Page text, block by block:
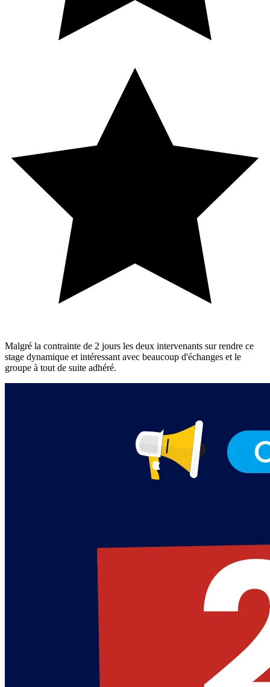
Malgré la contrainte de 2 jours les deux intervenants sur rendre ce
stage dynamique et intéressant avec beaucoup d'échanges et le
groupe à tout de suite adhéré.